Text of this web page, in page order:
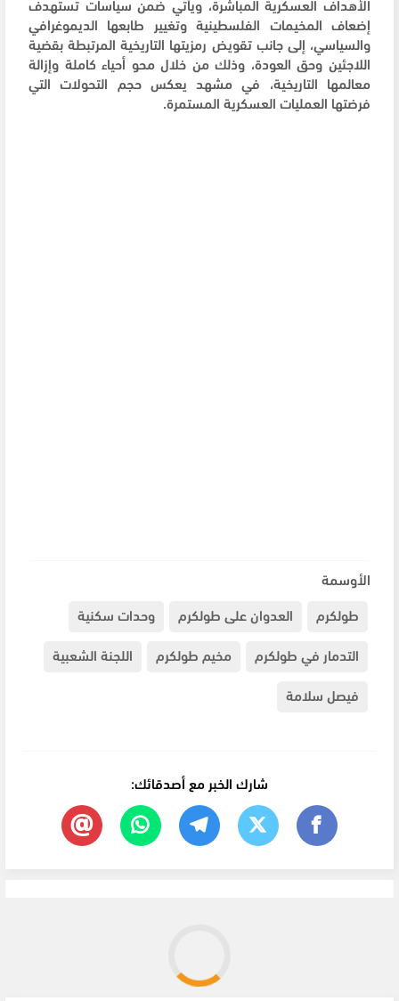
الأهداف العسكرية المباشرة، ويأتي ضمن سياسات تستهدف
إضعاف المخيمات الفلسطينية وتغيير طابعها الديموغرافي
والسياسي، إلى جانب تقويض رمزيتها التاريخية المرتبطة بقضية
اللاجئين وحق العودة، وذلك من خلال محو أحياء كاملة وإزالة
معالمها التاريخية، في مشهد يعكس حجم التحولات التي
فرضتها العمليات العسكرية المستمرة.
الأوسمة
طولكرم
العدوان على طولكرم
وحدات سكنية
التدمار في طولكرم
مخيم طولكرم
اللجنة الشعبية
فيصل سلامة
شارك الخبر مع أصدقائك: